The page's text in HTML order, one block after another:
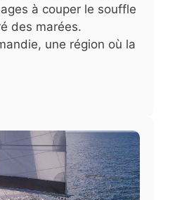
à couper le souffle
des marées.
une région où la